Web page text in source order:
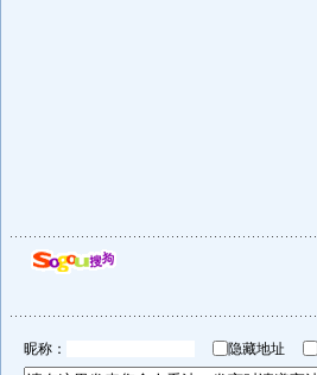
昵称： 隐藏地址